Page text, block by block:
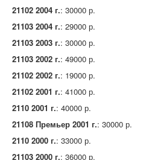
21102 2004 г.: 30000 р.
21103 2004 г.: 29000 р.
21103 2003 г.: 30000 р.
21103 2002 г.: 49000 р.
21102 2002 г.: 19000 р.
21102 2001 г.: 41000 р.
2110 2001 г.: 40000 р.
21108 Премьер 2001 г.: 30000 р.
2110 2000 г.: 33000 р.
21103 2000 г.: 36000 р.